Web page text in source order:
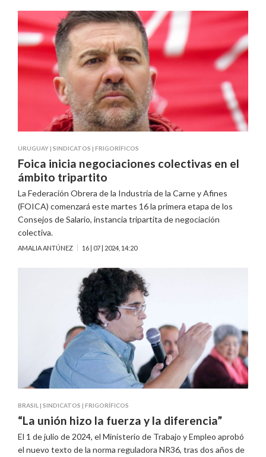
URUGUAY| SINDICATOS | FRIGORÍFICOS
Foica inicia negociaciones colectivas en el
ámbito tripartito
La Federación Obrera de la Industria de la Carne y Afines
(FOICA) comenzará este martes 16 la primera etapa de los
Consejos de Salario, instancia tripartita de negociación
colectiva.
AMALIA ANTÚNEZ 16 | 07 | 2024, 14:20
BRASIL | SINDICATOS | FRIGORÍFICOS
“La unión hizo la fuerza y la diferencia”
El 1 de julio de 2024, el Ministerio de Trabajo y Empleo aprobó
el nuevo texto de la norma reguladora NR36, tras dos años de